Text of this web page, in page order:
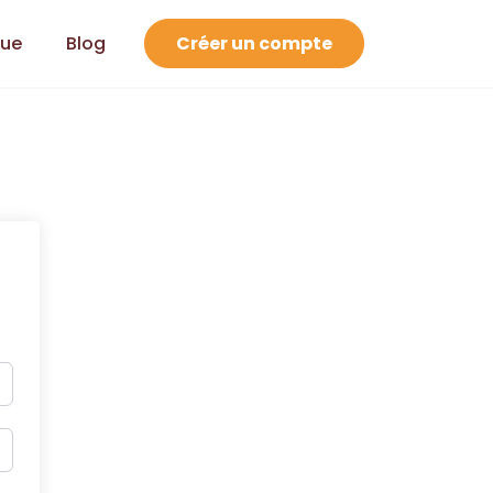
Blog Créer un compte